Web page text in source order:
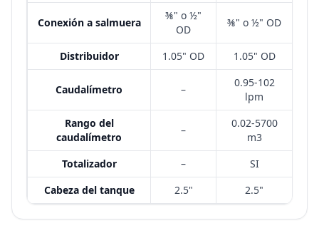
Conexión a salmuera
⅜" o ½"
OD
⅜" o ½" OD
Distribuidor 1.05" OD 1.05" OD
Caudalímetro –
0.95-102
lpm
Rango del
caudalímetro
–
0.02-5700
m3
Totalizador
–
SI
Cabeza del tanque
2.5" 2.5"